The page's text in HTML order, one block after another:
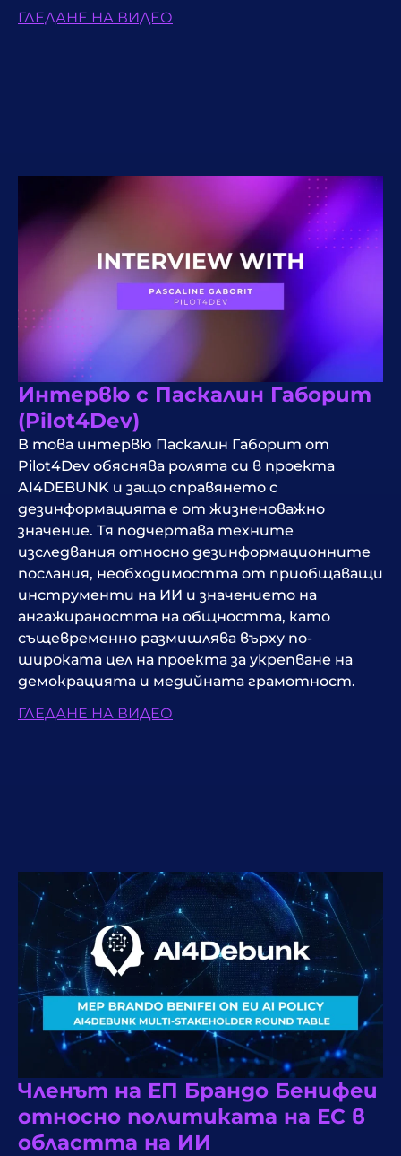
ГЛЕДАНЕ НА ВИДЕО
Интервю с Паскалин Габорит
(Pilot4Dev)
В това интервю Паскалин Габорит от
Pilot4Dev обяснява ролята си в проекта
AI4DEBUNK и защо справянето с
дезинформацията е от жизненоважно
значение. Тя подчертава техните
изследвания относно дезинформационните
послания, необходимостта от приобщаващи
инструменти на ИИ и значението на
ангажираността на общността, като
същевременно размишлява върху по-
широката цел на проекта за укрепване на
демокрацията и медийната грамотност.
ГЛЕДАНЕ НА ВИДЕО
Членът на ЕП Брандо Бенифеи
относно политиката на ЕС в
областта на ИИ